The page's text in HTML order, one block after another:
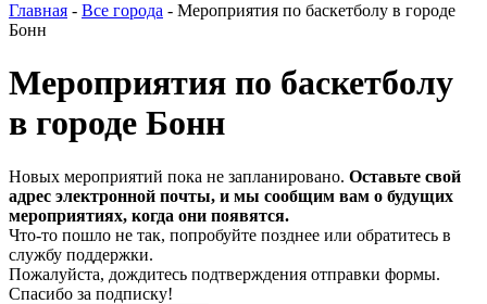
Главная - Все города - Мероприятия по баскетболу в городе
Бонн
Мероприятия по баскетболу
в городе Бонн
Новых мероприятий пока не запланировано. Оставьте свой
адрес электронной почты, и мы сообщим вам о будущих
мероприятиях, когда они появятся.
Что-то пошло не так, попробуйте позднее или обратитесь в
службу поддержки.
Пожалуйста, дождитесь подтверждения отправки формы.
Спасибо за подписку!